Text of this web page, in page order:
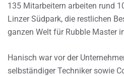
135 Mitarbeitern arbeiten rund
Linzer Südpark, die restlichen
ganzen Welt für Rubble Master
Hanisch war vor der
selbständiger Techniker sowie